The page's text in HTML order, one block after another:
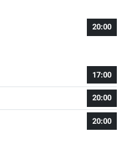
20:00
17:00
20:00
20:00